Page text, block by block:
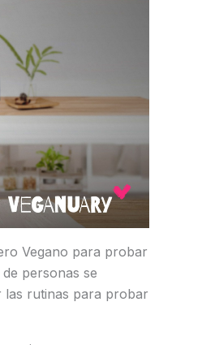
Vegano para probar
personas se
las rutinas para probar